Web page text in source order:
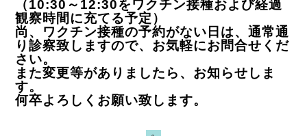
（10:30～12:30をワクチン接種および経過
観察時間に充てる予定）
尚、ワクチン接種の予約がない日は、通常通
り診察致しますので、お気軽にお問合せくだ
さい。
また変更等がありましたら、お知らせしま
す。
何卒よろしくお願い致します。